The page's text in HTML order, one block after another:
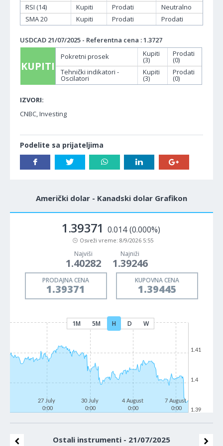
RSI (14)
Kupiti Prodati
Neutralno
SMA 20
Kupiti Prodati Prodati
USDCAD 21/07/2025 - Referentna cena : 1.3727
KUPITI
Pokretni prosek Kupiti
(3)
Prodati
(0)
Tehnički indikatori -
Oscilatori
Kupiti
(3)
Prodati
(0)
IZVORI:
CNBC, Investing
Podelite sa prijateljima
Američki dolar - Kanadski dolar Grafikon
1.39371 0.014 (0.000%)
Osveži vreme: 8/9/2026 5:55
Najviši
1.40282
Najniži
1.39246
PRODAJNA CENA
1.39371
KUPOVNA CENA
1.39445
1M 5M H D W
27 July
0:00
30 July
0:00
4 August
0:00
7 August
0:00
1.39
1.4
1.41
Ostali instrumenti - 21/07/2025